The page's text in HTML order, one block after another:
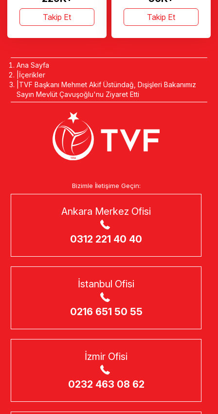
Takip Et Takip Et
Ana Sayfa
İçerikler
TVF Başkanı Mehmet Akif Üstündağ, Dışişleri Bakanımız
Sayın Mevlüt Çavuşoğlu'nu Ziyaret Etti
Bizimle İletişime Geçin:
Ankara Merkez Ofisi
0312 221 40 40
İstanbul Ofisi
0216 651 50 55
İzmir Ofisi
0232 463 08 62